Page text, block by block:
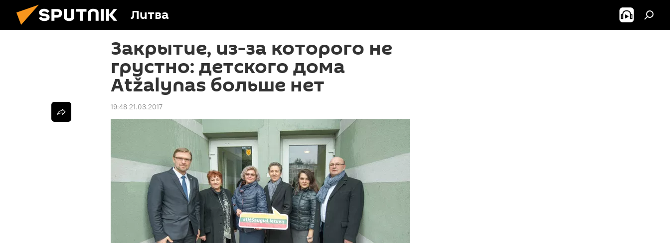
Литва
Закрытие, из-за которого не
грустно: детского дома
Аtžalynas больше нет
19:48 21.03.2017